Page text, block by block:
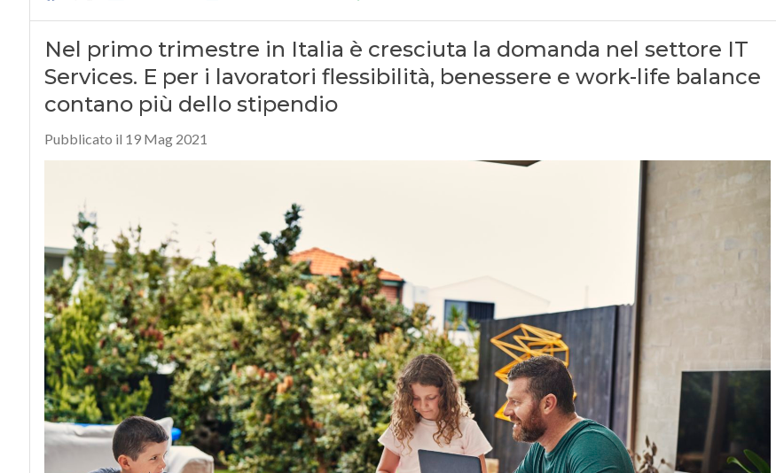
Nel primo trimestre in Italia è cresciuta la domanda nel settore IT
Services. E per i lavoratori flessibilità, benessere e work-life balance
contano più dello stipendio
Pubblicato il 19 Mag 2021